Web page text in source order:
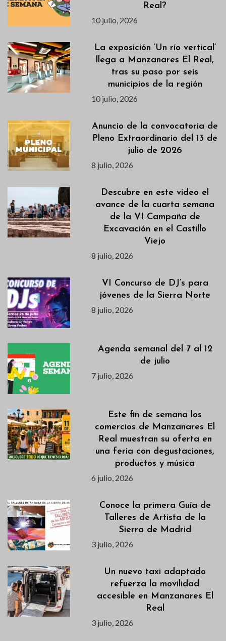
Real?
10 julio, 2026
La exposición ‘Un río vertical’
llega a Manzanares El Real,
tras su paso por seis
municipios de la región
10 julio, 2026
Anuncio de la convocatoria de
Pleno Extraordinario del 13 de
julio de 2026
8 julio, 2026
Descubre en este vídeo el
avance de la cuarta semana
de la VI Campaña de
Excavación en el Castillo
Viejo
8 julio, 2026
VI Concurso de DJ’s para
jóvenes de la Sierra Norte
8 julio, 2026
Agenda semanal del 7 al 12
de julio
7 julio, 2026
Este fin de semana los
comercios de Manzanares El
Real muestran su oferta en
una feria con degustaciones,
productos y música
6 julio, 2026
Conoce la primera Guía de
Talleres de Artista de la
Sierra de Madrid
3 julio, 2026
Un nuevo taxi adaptado
refuerza la movilidad
accesible en Manzanares El
Real
3 julio, 2026